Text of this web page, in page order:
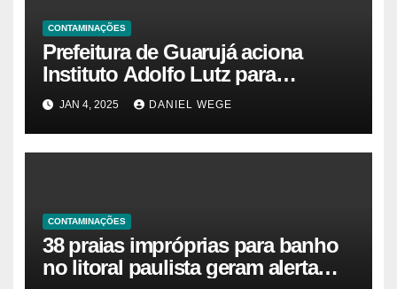
CONTAMINAÇÕES
Prefeitura de Guarujá aciona
Instituto Adolfo Lutz para
identificar causas da virose em
moradores e turistas – Notícias
das Praias
JAN 4, 2025 DANIEL WEGE
CONTAMINAÇÕES
38 praias impróprias para banho
no litoral paulista geram alerta